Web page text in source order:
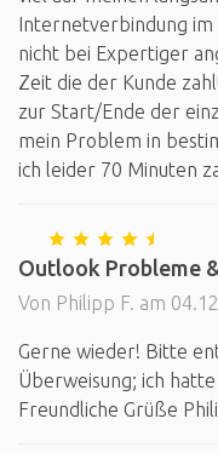
Internetverbindung im
nicht bei Expertiger
Zeit die der Kunde
zur Start/Ende der
mein Problem in
ich leider 70 Minuten
Outlook Probleme
Von Philipp F. am
Gerne wieder! Bitte
Überweisung; ich
Freundliche Grüße